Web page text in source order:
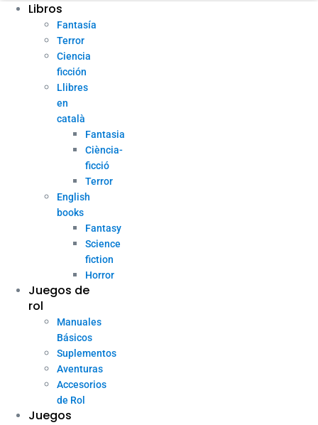
Libros
Fantasía
Terror
Ciencia
ficción
Llibres
en
català
Fantasia
Ciència-
ficció
Terror
English
books
Fantasy
Science
fiction
Horror
Juegos de
rol
Manuales
Básicos
Suplementos
Aventuras
Accesorios
de Rol
Juegos